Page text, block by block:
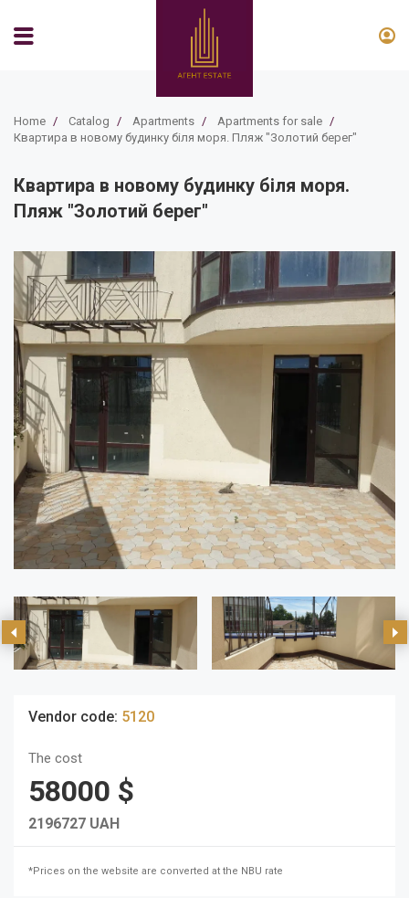
Home / Catalog / Apartments / Apartments for sale /
Квартира в новому будинку біля моря. Пляж "Золотий берег"
Квартира в новому будинку біля моря.
Пляж "Золотий берег"
Vendor code: 5120
The cost
58000 $
2196727 UAH
*Prices on the website are converted at the NBU rate